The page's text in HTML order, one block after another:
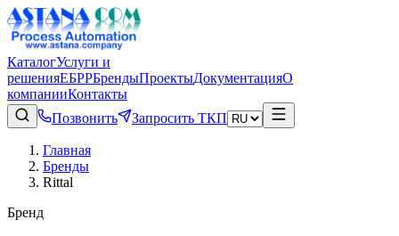
КаталогУслуги и
решенияЕБРРБрендыПроектыДокументацияО
компанииКонтакты
Позвонить
Запросить ТКП
Главная
Бренды
Rittal
Бренд